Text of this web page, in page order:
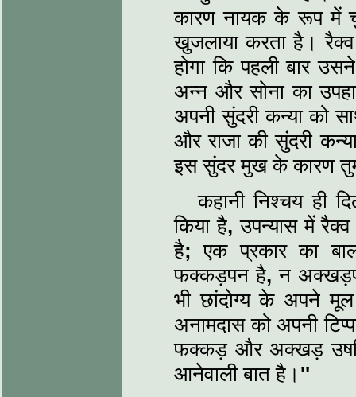
कारण नायक के रूप में
खुजलाया करता है।
होगा कि पहली बार
अन्‍न और सोना का
अपनी सुंदरी कन्‍या को
और राजा की सुंदरी
इस सुंदर मुख के कारण
कहानी निश्‍चय ही
किया है, उपन्‍यास में
है; एक प्रकार का
फक्कड़पन है, न
भी छांदोग्‍य के अपने
अनामदास को अपनी
फक्कड़ और अक्खड़
आनेवाली बात है। ''